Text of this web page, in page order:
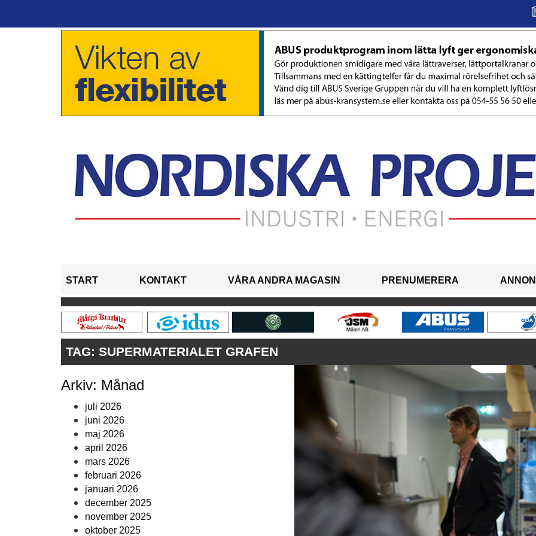
START KONTAKT VÅRA ANDRA MAGASIN PRENUMERERA
TAG: SUPERMATERIALET GRAFEN
Arkiv: Månad
juli 2026
juni 2026
maj 2026
april 2026
mars 2026
februari 2026
januari 2026
december 2025
november 2025
oktober 2025